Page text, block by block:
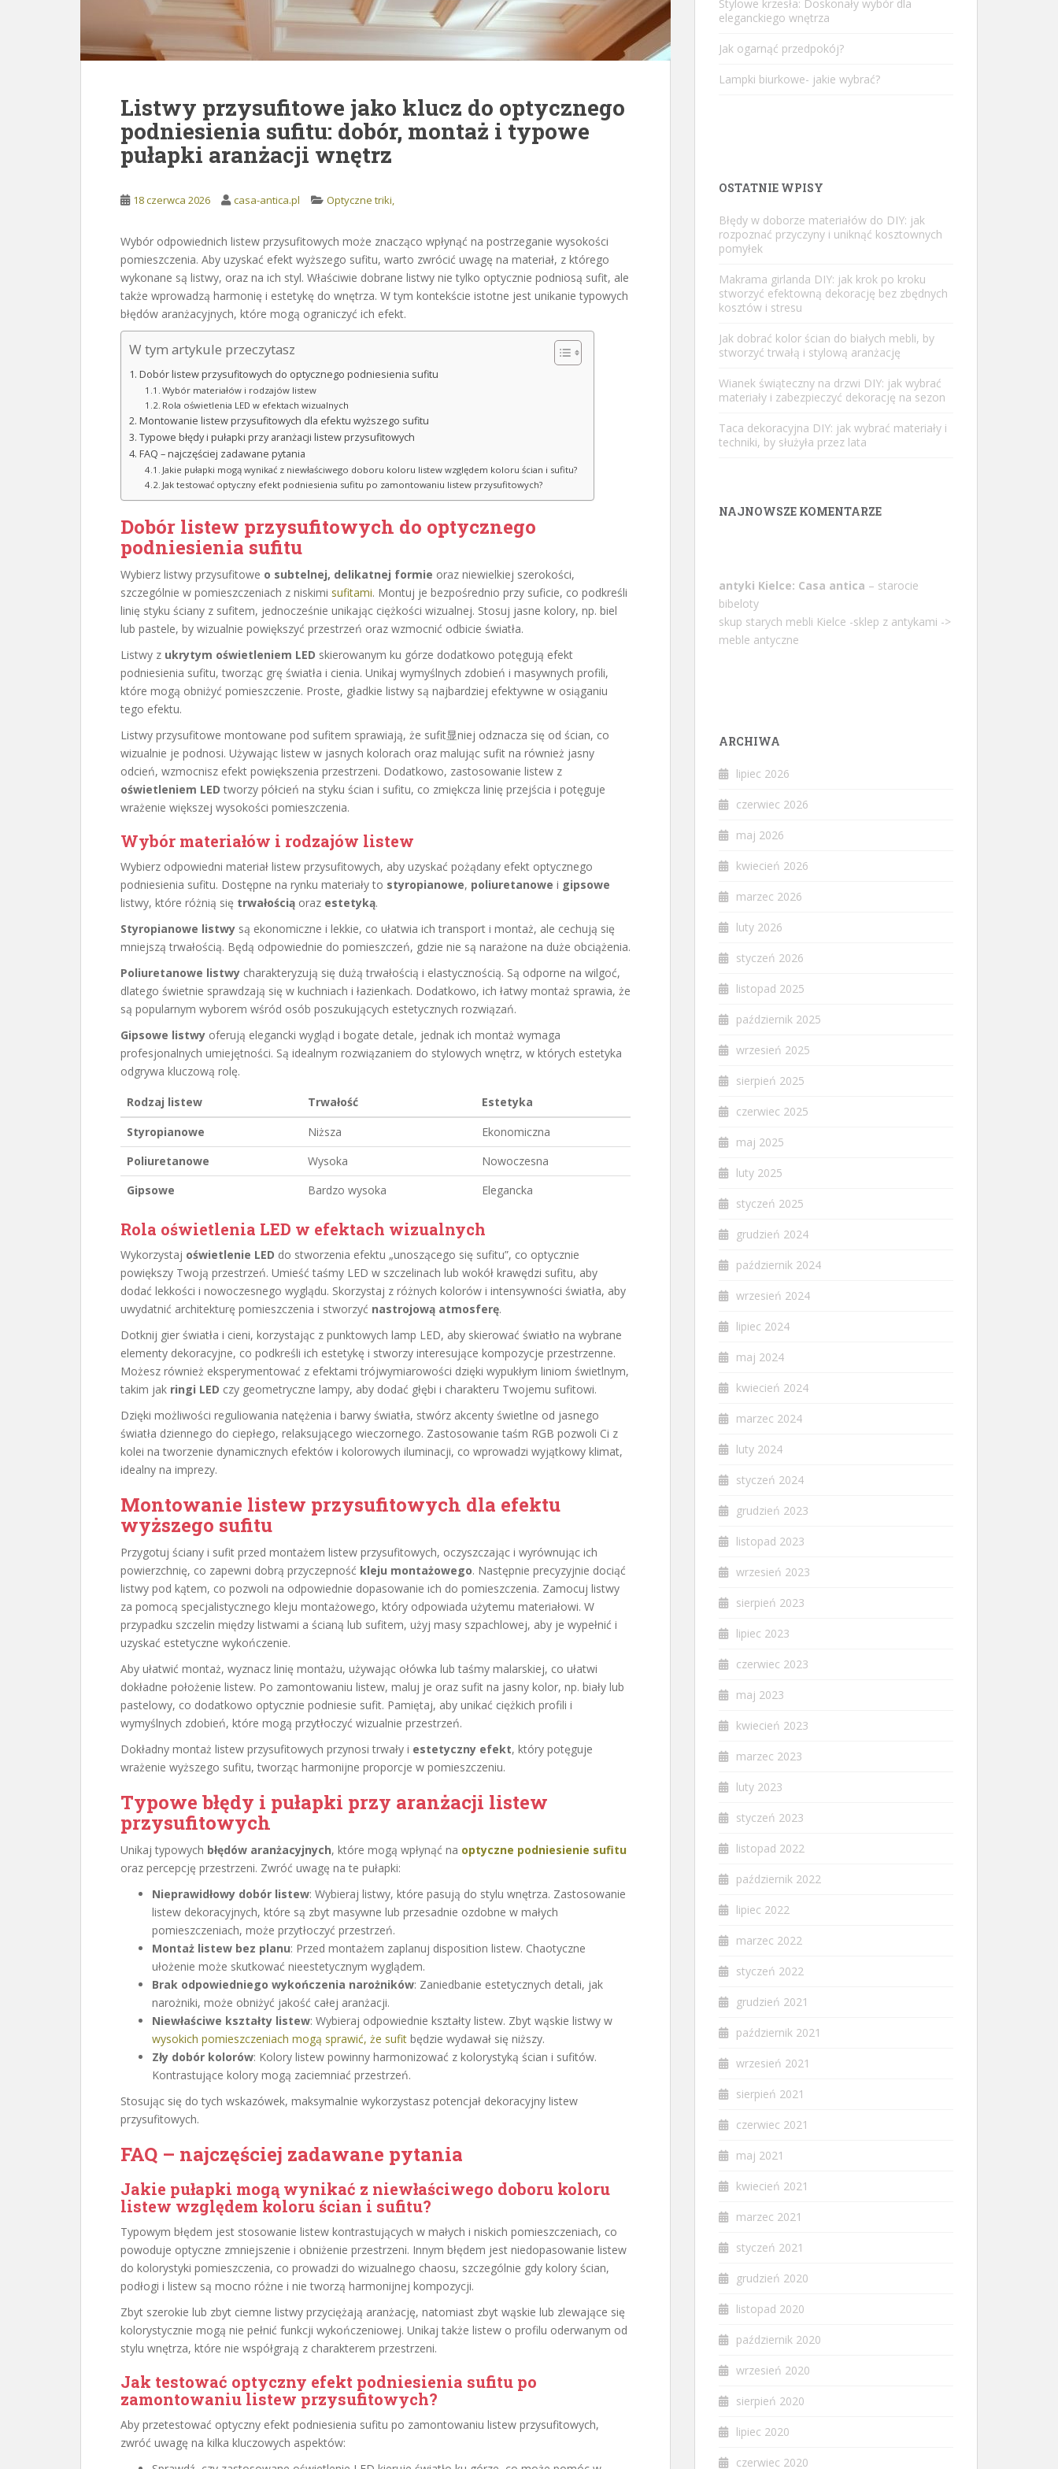
Listwy przysufitowe jako klucz do optycznego
podniesienia sufitu: dobór, montaż i typowe
pułapki aranżacji wnętrz
18 czerwca 2026 casa-antica.pl Optyczne triki,
Wybór odpowiednich listew przysufitowych może znacząco wpłynąć na postrzeganie wysokości
pomieszczenia. Aby uzyskać efekt wyższego sufitu, warto zwrócić uwagę na materiał, z którego
wykonane są listwy, oraz na ich styl. Właściwie dobrane listwy nie tylko optycznie podniosą sufit, ale
także wprowadzą harmonię i estetykę do wnętrza. W tym kontekście istotne jest unikanie typowych
błędów aranżacyjnych, które mogą ograniczyć ich efekt.
W tym artykule przeczytasz
Dobór listew przysufitowych do optycznego podniesienia sufitu
Wybór materiałów i rodzajów listew
Rola oświetlenia LED w efektach wizualnych
Montowanie listew przysufitowych dla efektu wyższego sufitu
Typowe błędy i pułapki przy aranżacji listew przysufitowych
FAQ – najczęściej zadawane pytania
Jakie pułapki mogą wynikać z niewłaściwego doboru koloru listew względem koloru ścian i sufitu?
Jak testować optyczny efekt podniesienia sufitu po zamontowaniu listew przysufitowych?
Dobór listew przysufitowych do optycznego
podniesienia sufitu
Wybierz listwy przysufitowe o subtelnej, delikatnej formie oraz niewielkiej szerokości,
szczególnie w pomieszczeniach z niskimi sufitami. Montuj je bezpośrednio przy suficie, co podkreśli
linię styku ściany z sufitem, jednocześnie unikając ciężkości wizualnej. Stosuj jasne kolory, np. biel
lub pastele, by wizualnie powiększyć przestrzeń oraz wzmocnić odbicie światła.
Listwy z ukrytym oświetleniem LED skierowanym ku górze dodatkowo potęgują efekt
podniesienia sufitu, tworząc grę światła i cienia. Unikaj wymyślnych zdobień i masywnych profili,
które mogą obniżyć pomieszczenie. Proste, gładkie listwy są najbardziej efektywne w osiąganiu
tego efektu.
Listwy przysufitowe montowane pod sufitem sprawiają, że sufit显niej odznacza się od ścian, co
wizualnie je podnosi. Używając listew w jasnych kolorach oraz malując sufit na również jasny
odcień, wzmocnisz efekt powiększenia przestrzeni. Dodatkowo, zastosowanie listew z
oświetleniem LED tworzy półcień na styku ścian i sufitu, co zmiękcza linię przejścia i potęguje
wrażenie większej wysokości pomieszczenia.
Wybór materiałów i rodzajów listew
Wybierz odpowiedni materiał listew przysufitowych, aby uzyskać pożądany efekt optycznego
podniesienia sufitu. Dostępne na rynku materiały to styropianowe, poliuretanowe i gipsowe
listwy, które różnią się trwałością oraz estetyką.
Styropianowe listwy są ekonomiczne i lekkie, co ułatwia ich transport i montaż, ale cechują się
mniejszą trwałością. Będą odpowiednie do pomieszczeń, gdzie nie są narażone na duże obciążenia.
Poliuretanowe listwy charakteryzują się dużą trwałością i elastycznością. Są odporne na wilgoć,
dlatego świetnie sprawdzają się w kuchniach i łazienkach. Dodatkowo, ich łatwy montaż sprawia, że
są popularnym wyborem wśród osób poszukujących estetycznych rozwiązań.
Gipsowe listwy oferują elegancki wygląd i bogate detale, jednak ich montaż wymaga
profesjonalnych umiejętności. Są idealnym rozwiązaniem do stylowych wnętrz, w których estetyka
odgrywa kluczową rolę.
Rodzaj listew Trwałość
Estetyka
Styropianowe
Niższa
Ekonomiczna
Poliuretanowe
Wysoka
Nowoczesna
Gipsowe
Bardzo wysoka Elegancka
Rola oświetlenia LED w efektach wizualnych
Wykorzystaj oświetlenie LED do stworzenia efektu „unoszącego się sufitu”, co optycznie
powiększy Twoją przestrzeń. Umieść taśmy LED w szczelinach lub wokół krawędzi sufitu, aby
dodać lekkości i nowoczesnego wyglądu. Skorzystaj z różnych kolorów i intensywności światła, aby
uwydatnić architekturę pomieszczenia i stworzyć nastrojową atmosferę.
Dotknij gier światła i cieni, korzystając z punktowych lamp LED, aby skierować światło na wybrane
elementy dekoracyjne, co podkreśli ich estetykę i stworzy interesujące kompozycje przestrzenne.
Możesz również eksperymentować z efektami trójwymiarowości dzięki wypukłym liniom świetlnym,
takim jak ringi LED czy geometryczne lampy, aby dodać głębi i charakteru Twojemu sufitowi.
Dzięki możliwości reguliowania natężenia i barwy światła, stwórz akcenty świetlne od jasnego
światła dziennego do ciepłego, relaksującego wieczornego. Zastosowanie taśm RGB pozwoli Ci z
kolei na tworzenie dynamicznych efektów i kolorowych iluminacji, co wprowadzi wyjątkowy klimat,
idealny na imprezy.
Montowanie listew przysufitowych dla efektu
wyższego sufitu
Przygotuj ściany i sufit przed montażem listew przysufitowych, oczyszczając i wyrównując ich
powierzchnię, co zapewni dobrą przyczepność kleju montażowego. Następnie precyzyjnie dociąć
listwy pod kątem, co pozwoli na odpowiednie dopasowanie ich do pomieszczenia. Zamocuj listwy
za pomocą specjalistycznego kleju montażowego, który odpowiada użytemu materiałowi. W
przypadku szczelin między listwami a ścianą lub sufitem, użyj masy szpachlowej, aby je wypełnić i
uzyskać estetyczne wykończenie.
Aby ułatwić montaż, wyznacz linię montażu, używając ołówka lub taśmy malarskiej, co ułatwi
dokładne położenie listew. Po zamontowaniu listew, maluj je oraz sufit na jasny kolor, np. biały lub
pastelowy, co dodatkowo optycznie podniesie sufit. Pamiętaj, aby unikać ciężkich profili i
wymyślnych zdobień, które mogą przytłoczyć wizualnie przestrzeń.
Dokładny montaż listew przysufitowych przynosi trwały i estetyczny efekt, który potęguje
wrażenie wyższego sufitu, tworząc harmonijne proporcje w pomieszczeniu.
Typowe błędy i pułapki przy aranżacji listew
przysufitowych
Unikaj typowych błędów aranżacyjnych, które mogą wpłynąć na optyczne podniesienie sufitu
oraz percepcję przestrzeni. Zwróć uwagę na te pułapki:
Nieprawidłowy dobór listew: Wybieraj listwy, które pasują do stylu wnętrza. Zastosowanie
listew dekoracyjnych, które są zbyt masywne lub przesadnie ozdobne w małych
pomieszczeniach, może przytłoczyć przestrzeń.
Montaż listew bez planu: Przed montażem zaplanuj disposition listew. Chaotyczne
ułożenie może skutkować nieestetycznym wyglądem.
Brak odpowiedniego wykończenia narożników: Zaniedbanie estetycznych detali, jak
narożniki, może obniżyć jakość całej aranżacji.
Niewłaściwe kształty listew: Wybieraj odpowiednie kształty listew. Zbyt wąskie listwy w
wysokich pomieszczeniach mogą sprawić, że sufit będzie wydawał się niższy.
Zły dobór kolorów: Kolory listew powinny harmonizować z kolorystyką ścian i sufitów.
Kontrastujące kolory mogą zaciemniać przestrzeń.
Stosując się do tych wskazówek, maksymalnie wykorzystasz potencjał dekoracyjny listew
przysufitowych.
FAQ – najczęściej zadawane pytania
Jakie pułapki mogą wynikać z niewłaściwego doboru koloru
listew względem koloru ścian i sufitu?
Typowym błędem jest stosowanie listew kontrastujących w małych i niskich pomieszczeniach, co
powoduje optyczne zmniejszenie i obniżenie przestrzeni. Innym błędem jest niedopasowanie listew
do kolorystyki pomieszczenia, co prowadzi do wizualnego chaosu, szczególnie gdy kolory ścian,
podłogi i listew są mocno różne i nie tworzą harmonijnej kompozycji.
Zbyt szerokie lub zbyt ciemne listwy przyciężają aranżację, natomiast zbyt wąskie lub zlewające się
kolorystycznie mogą nie pełnić funkcji wykończeniowej. Unikaj także listew o profilu oderwanym od
stylu wnętrza, które nie współgrają z charakterem przestrzeni.
Jak testować optyczny efekt podniesienia sufitu po
zamontowaniu listew przysufitowych?
Aby przetestować optyczny efekt podniesienia sufitu po zamontowaniu listew przysufitowych,
zwróć uwagę na kilka kluczowych aspektów:
Stylowe krzesła: Doskonały wybór dla
eleganckiego wnętrza
Jak ogarnąć przedpokój?
Lampki biurkowe- jakie wybrać?
OSTATNIE WPISY
Błędy w doborze materiałów do DIY: jak
rozpoznać przyczyny i uniknąć kosztownych
pomyłek
Makrama girlanda DIY: jak krok po kroku
stworzyć efektowną dekorację bez zbędnych
kosztów i stresu
Jak dobrać kolor ścian do białych mebli, by
stworzyć trwałą i stylową aranżację
Wianek świąteczny na drzwi DIY: jak wybrać
materiały i zabezpieczyć dekorację na sezon
Taca dekoracyjna DIY: jak wybrać materiały i
techniki, by służyła przez lata
NAJNOWSZE KOMENTARZE
antyki Kielce: Casa antica – starocie
bibeloty
skup starych mebli Kielce -sklep z antykami ->
meble antyczne
ARCHIWA
lipiec 2026
czerwiec 2026
maj 2026
kwiecień 2026
marzec 2026
luty 2026
styczeń 2026
listopad 2025
październik 2025
wrzesień 2025
sierpień 2025
czerwiec 2025
maj 2025
luty 2025
styczeń 2025
grudzień 2024
październik 2024
wrzesień 2024
lipiec 2024
maj 2024
kwiecień 2024
marzec 2024
luty 2024
styczeń 2024
grudzień 2023
listopad 2023
wrzesień 2023
sierpień 2023
lipiec 2023
czerwiec 2023
maj 2023
kwiecień 2023
marzec 2023
luty 2023
styczeń 2023
listopad 2022
październik 2022
lipiec 2022
marzec 2022
styczeń 2022
grudzień 2021
październik 2021
wrzesień 2021
sierpień 2021
czerwiec 2021
maj 2021
kwiecień 2021
marzec 2021
styczeń 2021
grudzień 2020
listopad 2020
październik 2020
wrzesień 2020
sierpień 2020
lipiec 2020
czerwiec 2020